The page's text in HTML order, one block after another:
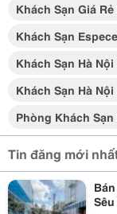
Khách Sạn Giá Rẻ
Khách Sạn
Khách Sạn Hà Nội
Khách Sạn Hà
Phòng Khách Sạn
Tin đăng mới